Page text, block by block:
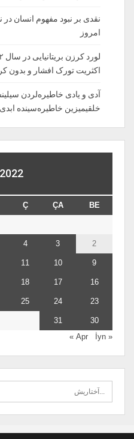
نقدی بر نبود مفهوم انسان در
امروز
اکثریت تورک افشار و بدون
آدی و یادی خاطیره‌لردن
خلقیمیزین خاطیره‌سینده ابدی
BE
ÇA
Ç
10
11
16
17
18
23
24
25
30
31
« Apr
İyn »